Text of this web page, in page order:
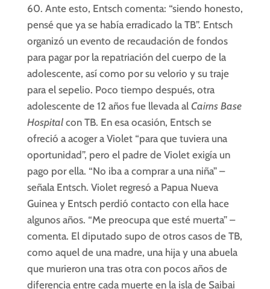
60. Ante esto, Entsch comenta: “siendo honesto,
pensé que ya se había erradicado la TB”. Entsch
organizó un evento de recaudación de fondos
para pagar por la repatriación del cuerpo de la
adolescente, así como por su velorio y su traje
para el sepelio. Poco tiempo después, otra
adolescente de 12 años fue llevada al Cairns Base
Hospital con TB. En esa ocasión, Entsch se
ofreció a acoger a Violet “para que tuviera una
oportunidad”, pero el padre de Violet exigía un
pago por ella. “No iba a comprar a una niña” –
señala Entsch. Violet regresó a Papua Nueva
Guinea y Entsch perdió contacto con ella hace
algunos años. “Me preocupa que esté muerta” –
comenta. El diputado supo de otros casos de TB,
como aquel de una madre, una hija y una abuela
que murieron una tras otra con pocos años de
diferencia entre cada muerte en la isla de Saibai